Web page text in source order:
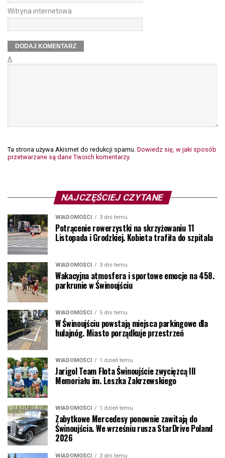
Witryna internetowa
Δ
Ta strona używa Akismet do redukcji spamu. Dowiedz się, w jaki sposób
przetwarzane są dane Twoich komentarzy.
NAJCZĘŚCIEJ CZYTANE
WIADOMOŚCI 3 dni temu
Potrącenie rowerzystki na skrzyżowaniu 11
Listopada i Grodzkiej. Kobieta trafiła do szpitala
WIADOMOŚCI 3 dni temu
Wakacyjna atmosfera i sportowe emocje na 458.
parkrunie w Świnoujściu
WIADOMOŚCI 5 dni temu
W Świnoujściu powstają miejsca parkingowe dla
hulajnóg. Miasto porządkuje przestrzeń
WIADOMOŚCI 1 dzień temu
Jarigol Team Flota Świnoujście zwycięzcą III
Memoriału im. Leszka Zakrzewskiego
WIADOMOŚCI 1 dzień temu
Zabytkowe Mercedesy ponownie zawitają do
Świnoujścia. We wrześniu rusza StarDrive Poland
2026
WIADOMOŚCI 3 dni temu